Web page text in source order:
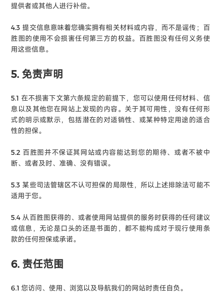
提供者或其他人进行补偿。
4.3 提交信息意味着您确实拥有相关材料或内容，而不是谣传；百
胜图的使用不会损害任何第三方的权益。百胜图没有任何义务使
用这些信息。
5. 免责声明
5.1 在不损害下文第六条规定的前提下，您可以使用任何材料、信
息以及其他您在网站上发现的内容。关于其可用性，没有任何形
式的明示或默示，包括潜在的对适销性、或某种特定用途的适合
性的担保。
5.2 百胜图并不保证其网站或内容能达到您的期待、或者不被中
断、或者及时、准确、没有错误。
5.3 某些司法管辖区不认可担保的局限性，所以上述排除法可能不
适用于您。
5.4 从百胜图获得的、或者使用网站提供的服务时获得的任何建议
或信息，无论是口头的还是书面的，都不能构成对于现行使用条
款的任何担保或承诺。
6. 责任范围
6.1 您访问、使用、浏览以及导航我们的网站时责任自负。